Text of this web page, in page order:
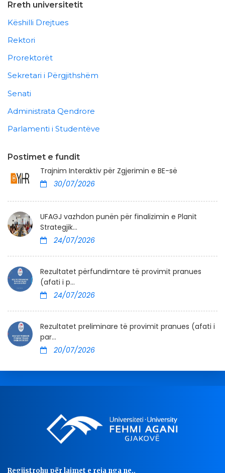
Rreth universitetit
Këshilli Drejtues
Rektori
Prorektorët
Sekretari i Përgjithshëm
Senati
Administrata Qendrore
Parlamenti i Studentëve
Postimet e fundit
Trajnim Interaktiv për Zgjerimin e BE-së
30/07/2026
UFAGJ vazhdon punën për finalizimin e Planit
Strategjik...
24/07/2026
Rezultatet përfundimtare të provimit pranues
(afati i p...
24/07/2026
Rezultatet preliminare të provimit pranues (afati i
par...
20/07/2026
Regjistrohu për lajmet e reja nga ne..